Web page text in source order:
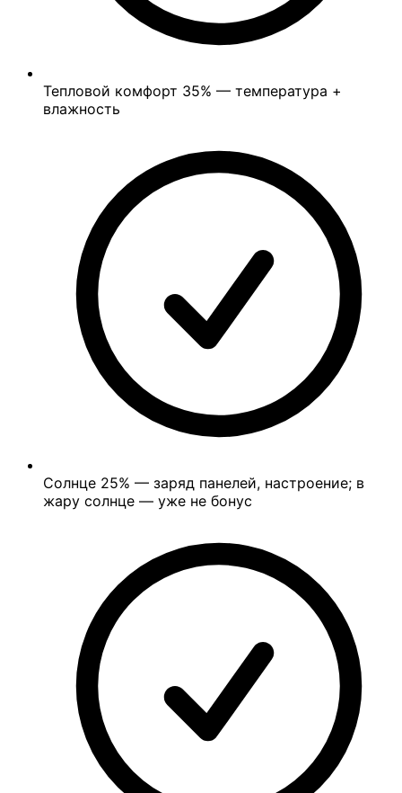
Тепловой комфорт 35% — температура +
влажность
Солнце 25% — заряд панелей, настроение; в
жару солнце — уже не бонус